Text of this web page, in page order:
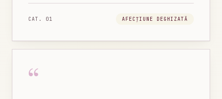
CAT. 01 AFECȚIUNE DEGHIZATĂ
“